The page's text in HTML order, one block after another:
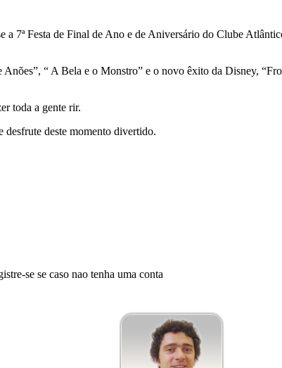
a 7ª Festa de Final de Ano e de Aniversário do Clube
“ A Bela e o Monstro” e o novo êxito da Disney,
toda a gente rir.
desfrute deste momento divertido.
se se caso nao tenha uma conta